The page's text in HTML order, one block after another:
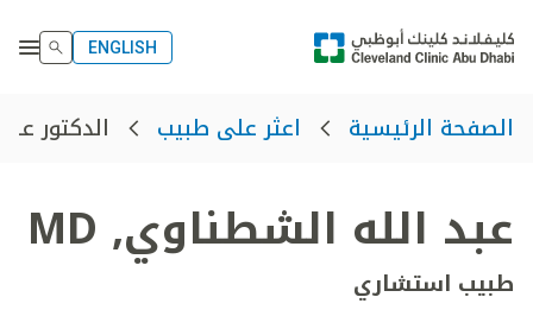
ENGLISH
الصفحة الرئيسية اعثر على طبيب الدكتور
عبد الله الشطناوي,
MD
طبيب استشاري